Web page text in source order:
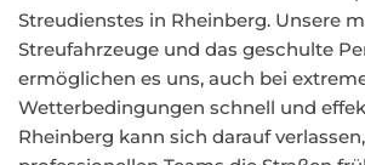
Streudienstes in Rheinberg. Unsere
Streufahrzeuge und das geschulte
ermöglichen es uns, auch bei
Wetterbedingungen schnell und
Rheinberg kann sich darauf